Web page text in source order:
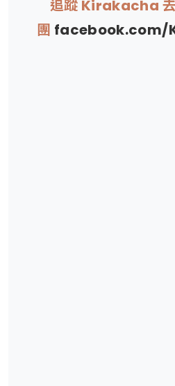
追蹤 Kirakacha
團 facebook.com/